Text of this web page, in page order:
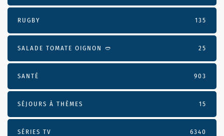
RUGBY 135
SALADE TOMATE OIGNON 🥙 25
SANTÉ 903
SÉJOURS À THÈMES 15
SÉRIES TV 6340